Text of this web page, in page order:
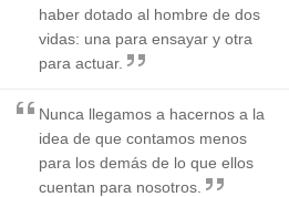
haber dotado al hombre de dos
vidas: una para ensayar y otra
para actuar.
Nunca llegamos a hacernos a la
idea de que contamos menos
para los demás de lo que ellos
cuentan para nosotros.